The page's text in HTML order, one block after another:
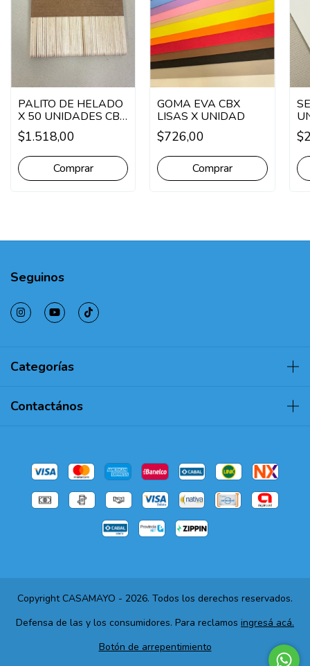
PALITO DE HELADO
X 50 UNIDADES CBX
MADERA/COLORES
$1.518,00
Comprar
GOMA EVA CBX
LISAS X UNIDAD
$726,00
Comprar
Seguinos
Categorías
Contactános
Copyright CASAMAYO - 2026. Todos los derechos reservados.
Defensa de las y los consumidores. Para reclamos ingresá acá.
Botón de arrepentimiento